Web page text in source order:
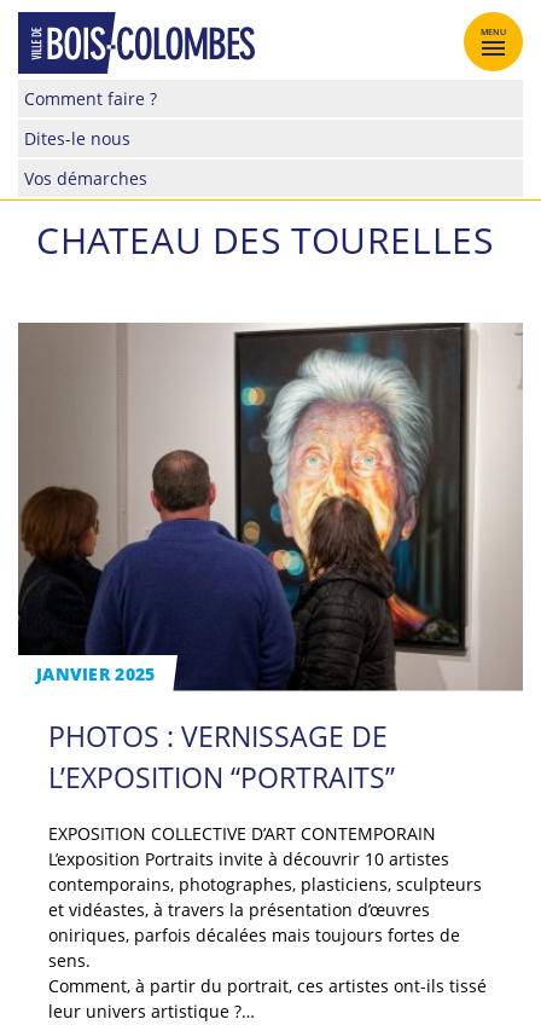
Skip
content
Site
de
la
Bois-
Comment faire ?
Dites-le nous
Vos démarches
MENU
CHATEAU DES TOURELLES
JANVIER 2025
PHOTOS : VERNISSAGE DE
L’EXPOSITION “PORTRAITS”
EXPOSITION COLLECTIVE D’ART CONTEMPORAIN
L’exposition Portraits invite à découvrir 10 artistes
contemporains, photographes, plasticiens, sculp­teurs
et vidéastes, à travers la présentation d’œuvres
oniriques, parfois décalées mais toujours fortes de
sens.
Comment, à partir du portrait, ces ar­tistes ont-ils tissé
leur univers artistique ?…